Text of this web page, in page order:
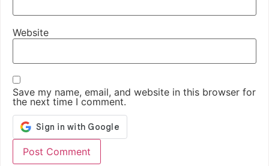
Website
Save my name, email, and website in this browser for
the next time I comment.